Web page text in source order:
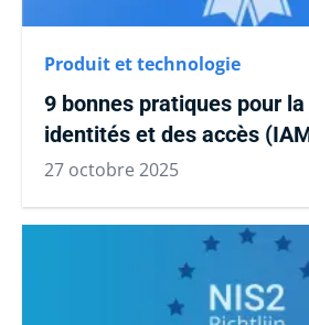
Produit et technologie
9 bonnes pratiques pour
identités et des accès
27 octobre 2025